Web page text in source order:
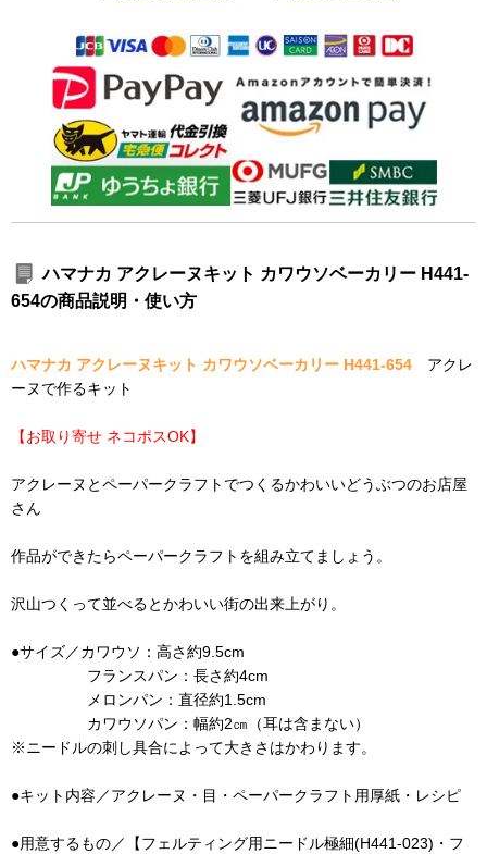
ハマナカ アクレーヌキット カワウソベーカリー H441-
654の商品説明・使い方
ハマナカ アクレーヌキット カワウソベーカリー H441-654 アクレ
ーヌで作るキット
【お取り寄せ ネコポスOK】
アクレーヌとペーパークラフトでつくるかわいいどうぶつのお店屋
さん
作品ができたらペーパークラフトを組み立てましょう。
沢山つくって並べるとかわいい街の出来上がり。
●サイズ／カワウソ：高さ約9.5cm
フランスパン：長さ約4cm
メロンパン：直径約1.5cm
カワウソパン：幅約2㎝（耳は含まない）
※ニードルの刺し具合によって大きさはかわります。
●キット内容／アクレーヌ・目・ペーパークラフト用厚紙・レシピ
●用意するもの／【フェルティング用ニードル極細(H441-023)・フ